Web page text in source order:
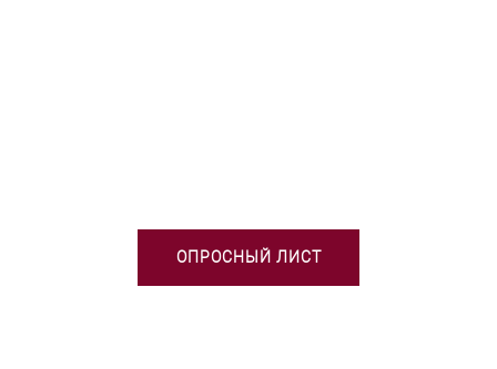
ОПРОСНЫЙ ЛИСТ